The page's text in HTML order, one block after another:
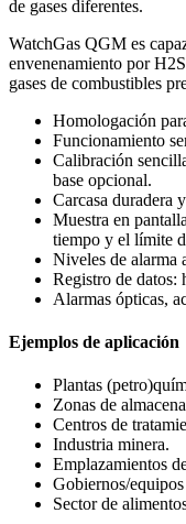
de gases diferentes.
WatchGas QGM es
envenenamiento por
gases de combustibles
Homologación
Funcionamiento
Calibración
base opcional.
Carcasa duradera
Muestra en
tiempo y el límite
Niveles de alarma
Registro de datos:
Alarmas ópticas,
Ejemplos de aplicación
Plantas
Zonas de
Centros de
Industria minera.
Emplazamientos
Gobiernos/
Sector de